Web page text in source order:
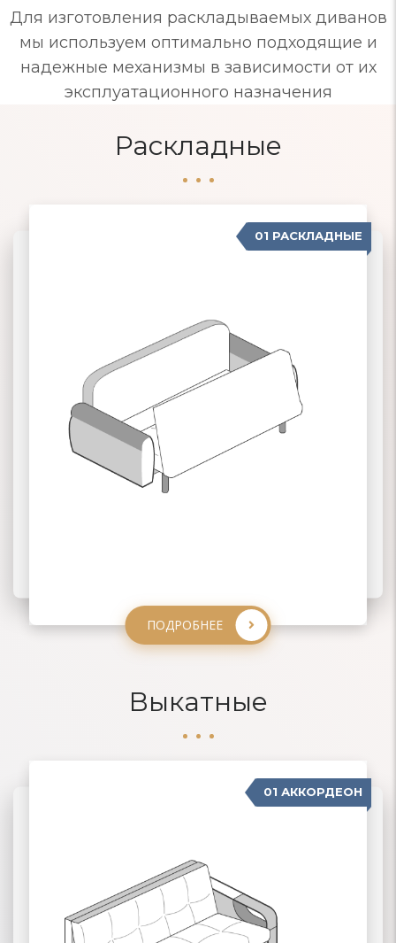
Для изготовления раскладываемых диванов
мы используем оптимально подходящие и
надежные механизмы в зависимости от их
эксплуатационного назначения
Раскладные
01 РАСКЛАДНЫЕ
ПОДРОБНЕЕ
Выкатные
01 АККОРДЕОН